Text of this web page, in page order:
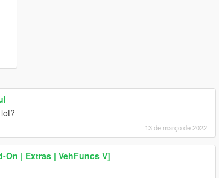
13 de março de 2022
| Extras | VehFuncs V]